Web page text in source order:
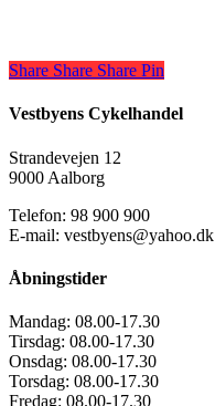
Share
Share Share Share Pin
Vestbyens Cykelhandel
Strandevejen 12
9000 Aalborg
Telefon: 98 900 900
E-mail: vestbyens@yahoo.dk
Åbningstider
Mandag: 08.00-17.30
Tirsdag: 08.00-17.30
Onsdag: 08.00-17.30
Torsdag: 08.00-17.30
Fredag: 08.00-17.30